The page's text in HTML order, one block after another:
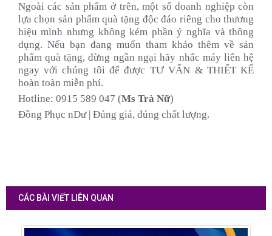
Ngoài các sản phẩm ở trên, một số doanh nghiệp còn
lựa chọn sản phẩm quà tặng độc đáo riêng cho thương
hiệu mình nhưng không kém phần ý nghĩa và thông
dụng. Nếu bạn đang muốn tham khảo thêm về sản
phẩm quà tặng, đừng ngần ngại hãy nhấc máy liên hệ
ngay với chúng tôi để được TƯ VẤN & THIẾT KẾ
hoàn toàn miễn phí.
Hotline: 0915 589 047 (Ms Trà Nữ)
Đồng Phục nDư | Đúng giá, đúng chất lượng.
CÁC BÀI VIẾT LIÊN QUAN